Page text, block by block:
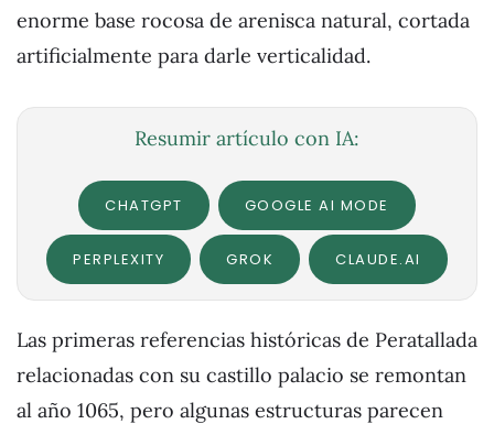
enorme base rocosa de arenisca natural, cortada
artificialmente para darle verticalidad.
Resumir artículo con IA:
CHATGPT GOOGLE AI MODE
PERPLEXITY GROK CLAUDE.AI
Las primeras referencias históricas de Peratallada
relacionadas con su castillo palacio se remontan
al año 1065, pero algunas estructuras parecen